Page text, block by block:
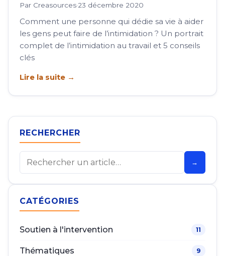
Par Creasources·23 décembre 2020
Comment une personne qui dédie sa vie à aider
les gens peut faire de l’intimidation ? Un portrait
complet de l’intimidation au travail et 5 conseils
clés
Lire la suite →
RECHERCHER
Rechercher
→
CATÉGORIES
Soutien à l'intervention 11
Thématiques 9